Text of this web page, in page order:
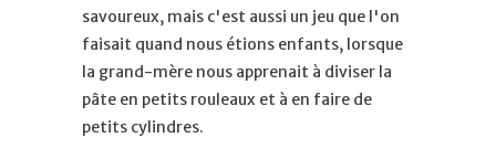
savoureux, mais c'est aussi un jeu que l'on
faisait quand nous étions enfants, lorsque
la grand-mère nous apprenait à diviser la
pâte en petits rouleaux et à en faire de
petits cylindres.